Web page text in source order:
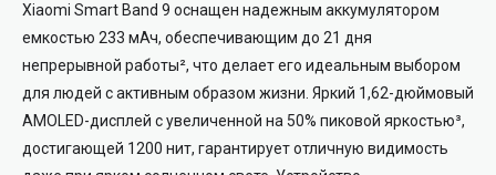
Xiaomi Smart Band 9 оснащен надежным аккумулятором
емкостью 233 мАч, обеспечивающим до 21 дня
непрерывной работы², что делает его идеальным выбором
для людей с активным образом жизни. Яркий 1,62-дюймовый
AMOLED-дисплей с увеличенной на 50% пиковой яркостью³,
достигающей 1200 нит, гарантирует отличную видимость